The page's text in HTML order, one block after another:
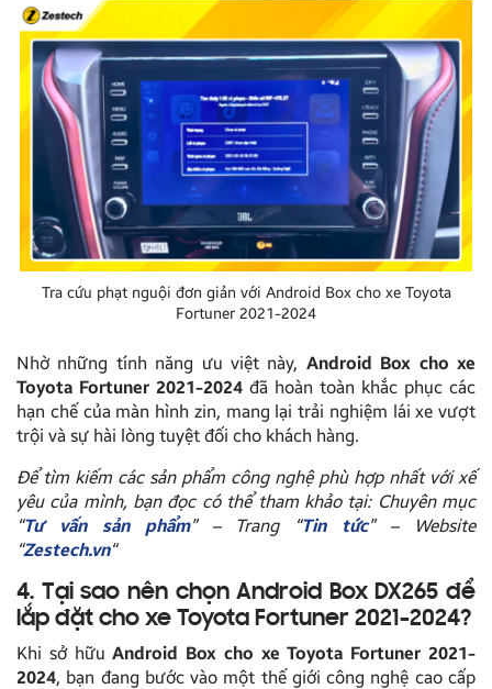
Tra cứu phạt nguội đơn giản với Android Box cho xe Toyota
Fortuner 2021-2024
Nhờ những tính năng ưu việt này, Android Box cho xe
Toyota Fortuner 2021-2024 đã hoàn toàn khắc phục các
hạn chế của màn hình zin, mang lại trải nghiệm lái xe vượt
trội và sự hài lòng tuyệt đối cho khách hàng.
Để tìm kiếm các sản phẩm công nghệ phù hợp nhất với xế
yêu của mình, bạn đọc có thể tham khảo tại: Chuyên mục
“Tư vấn sản phẩm” – Trang “Tin tức” – Website
“Zestech.vn“
4. Tại sao nên chọn Android Box DX265 để
lắp đặt cho xe Toyota Fortuner 2021-2024?
Khi sở hữuAndroid Box cho xe Toyota Fortuner 2021-
2024, bạn đang bước vào một thế giới công nghệ cao cấp